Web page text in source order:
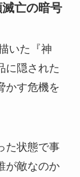
亡の暗号
いた『神
に隠された
かす危機を
た状態で事
が敵なのか